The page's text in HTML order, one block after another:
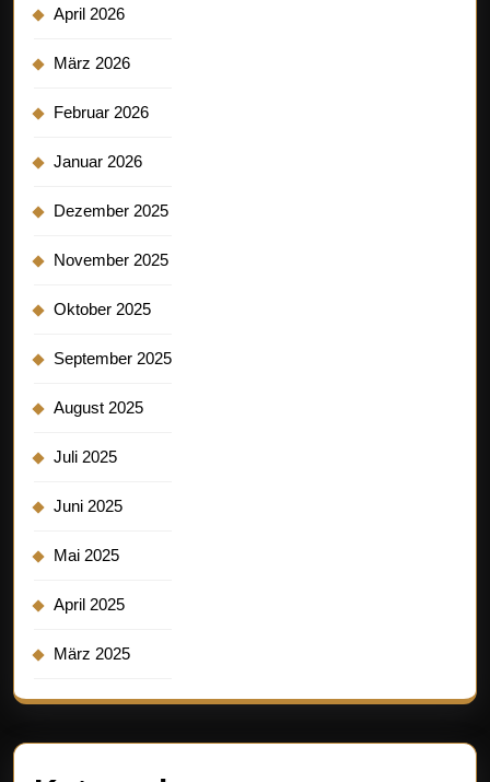
April 2026
März 2026
Februar 2026
Januar 2026
Dezember 2025
November 2025
Oktober 2025
September 2025
August 2025
Juli 2025
Juni 2025
Mai 2025
April 2025
März 2025